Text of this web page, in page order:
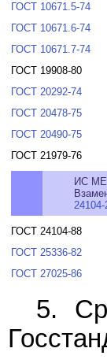
ГОСТ 10671.5-74
ГОСТ 10671.6-74
ГОСТ 10671.7-74
ГОСТ 19908-80
ГОСТ 20292-74
ГОСТ 20478-75
ГОСТ 20490-75
ГОСТ 21979-76
ИС
24104-
ГОСТ 24104-88
ГОСТ 25336-82
ГОСТ 27025-86
5.